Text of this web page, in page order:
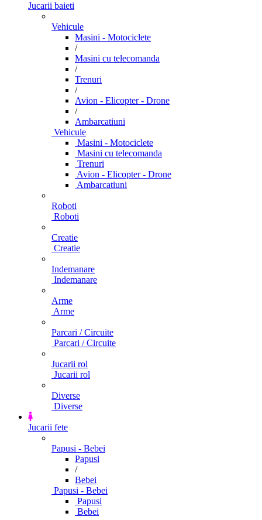
Jucarii baieti
Vehicule
Masini - Motociclete
/
Masini cu telecomanda
/
Trenuri
/
Avion - Elicopter - Drone
/
Ambarcatiuni
Vehicule
Masini - Motociclete
Masini cu telecomanda
Trenuri
Avion - Elicopter - Drone
Ambarcatiuni
Roboti
Roboti
Creatie
Creatie
Indemanare
Indemanare
Arme
Arme
Parcari / Circuite
Parcari / Circuite
Jucarii rol
Jucarii rol
Diverse
Diverse
Jucarii fete
Papusi - Bebei
Papusi
/
Bebei
Papusi - Bebei
Papusi
Bebei